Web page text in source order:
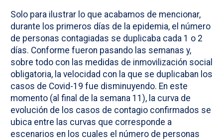
Solo para ilustrar lo que acabamos de mencionar,
durante los primeros días de la epidemia, el número
de personas contagiadas se duplicaba cada 1 o 2
días. Conforme fueron pasando las semanas y,
sobre todo con las medidas de inmovilización social
obligatoria, la velocidad con la que se duplicaban los
casos de Covid-19 fue disminuyendo. En este
momento (al final de la semana 11), la curva de
evolución de los casos de contagio confirmados se
ubica entre las curvas que corresponde a
escenarios en los cuales el número de personas